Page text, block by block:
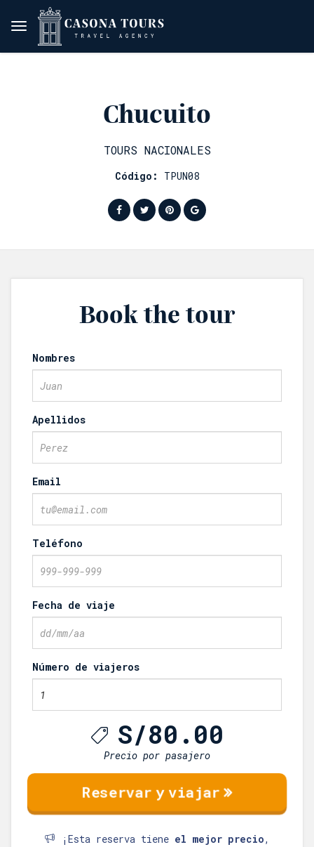
Chucuito
TOURS NACIONALES
Código: TPUN08
Book the tour
Nombres
Apellidos
Email
Teléfono
Fecha de viaje
Número de viajeros
S/80.00
Precio por pasajero
¡Esta reserva tiene el mejor precio,